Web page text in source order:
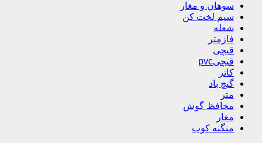
سوهان و مغار
سیم لخت کن
شعله
فازمتر
قیچی
قیچیpvc
کاتر
گیچ باد
متر
محافظ گوش
مغار
منگنه کوب